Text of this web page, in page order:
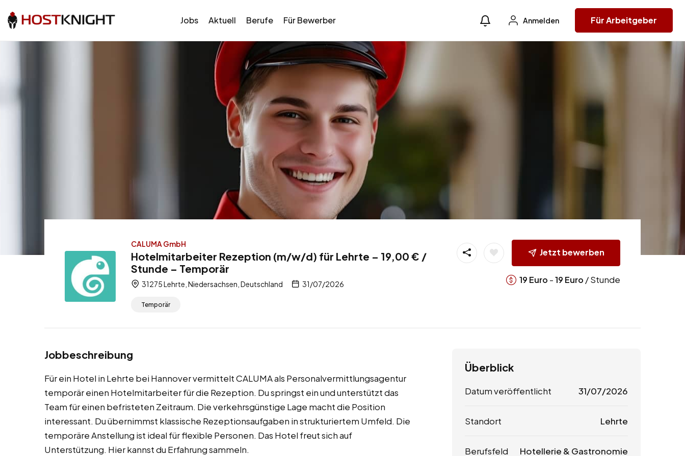
Jobs Aktuell Berufe Für Bewerber Anmelden Für Arbeitgeber
CALUMA GmbH
Hotelmitarbeiter Rezeption (m/w/d) für Lehrte – 19,00 € /
Stunde – Temporär
31275 Lehrte, Niedersachsen, Deutschland 31/07/2026
Temporär
Jetzt bewerben
19 Euro -19 Euro / Stunde
Jobbeschreibung
Für ein Hotel in Lehrte bei Hannover vermittelt CALUMA als Personalvermittlungsagentur
temporär einen Hotelmitarbeiter für die Rezeption. Du springst ein und unterstützt das
Team für einen befristeten Zeitraum. Die verkehrsgünstige Lage macht die Position
interessant. Du übernimmst klassische Rezeptionsaufgaben in strukturiertem Umfeld. Die
temporäre Anstellung ist ideal für flexible Personen. Das Hotel freut sich auf
Unterstützung. Hier kannst du Erfahrung sammeln.
Überblick
Datum veröffentlicht 31/07/2026
Standort Lehrte
Berufsfeld Hotellerie & Gastronomie